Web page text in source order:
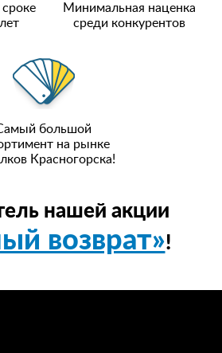
сроке
Минимальная наценка
среди конкурентов
большой
на рынке
Красногорска!
нашей акции
возврат»!